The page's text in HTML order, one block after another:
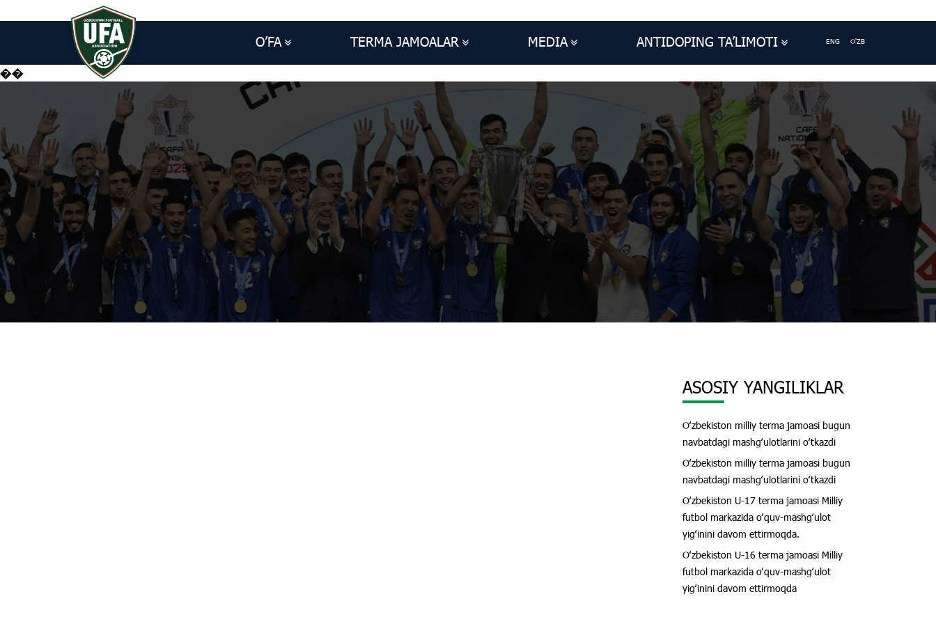
O’FA TERMA JAMOALAR MEDIA ANTIDOPING TA’LIMOTI ENG O'ZB
��
ASOSIY YANGILIKLAR
Oʻzbekiston milliy terma jamoasi bugun
navbatdagi mashgʻulotlarini oʻtkazdi
Oʻzbekiston milliy terma jamoasi bugun
navbatdagi mashgʻulotlarini oʻtkazdi
Oʻzbekiston U-17 terma jamoasi Milliy
futbol markazida oʻquv-mashgʻulot
yigʻinini davom ettirmoqda.
Oʻzbekiston U-16 terma jamoasi Milliy
futbol markazida oʻquv-mashgʻulot
yigʻinini davom ettirmoqda